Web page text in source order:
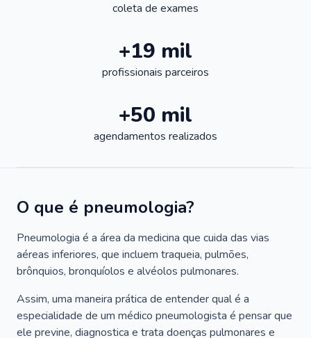
coleta de exames
+19 mil
profissionais parceiros
+50 mil
agendamentos realizados
O que é pneumologia?
Pneumologia é a área da medicina que cuida das vias
aéreas inferiores, que incluem traqueia, pulmões,
brônquios, bronquíolos e alvéolos pulmonares.
Assim, uma maneira prática de entender qual é a
especialidade de um médico pneumologista é pensar que
ele previne, diagnostica e trata doenças pulmonares e